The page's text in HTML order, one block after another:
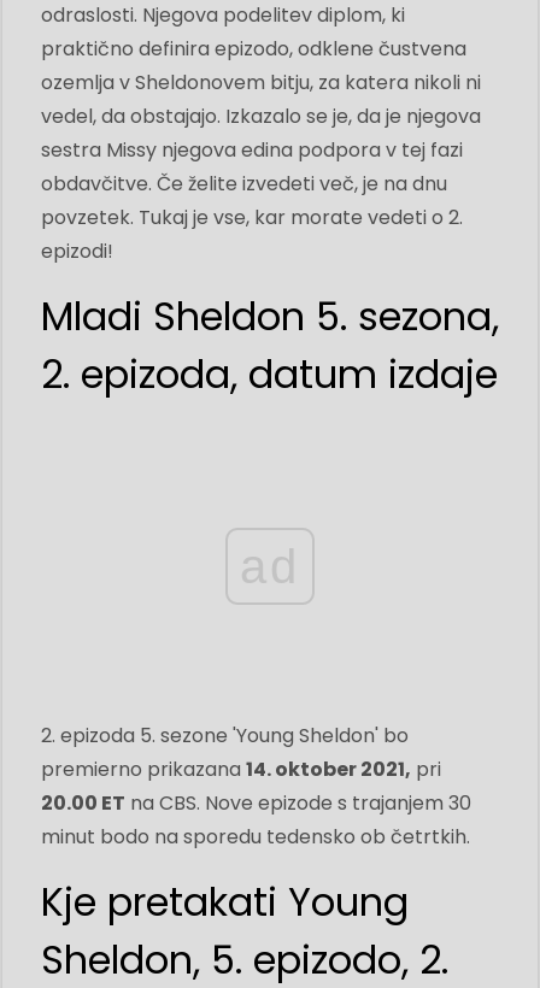
odraslosti. Njegova podelitev diplom, ki
praktično definira epizodo, odklene čustvena
ozemlja v Sheldonovem bitju, za katera nikoli ni
vedel, da obstajajo. Izkazalo se je, da je njegova
sestra Missy njegova edina podpora v tej fazi
obdavčitve. Če želite izvedeti več, je na dnu
povzetek. Tukaj je vse, kar morate vedeti o 2.
epizodi!
Mladi Sheldon 5. sezona,
2. epizoda, datum izdaje
ad
2. epizoda 5. sezone 'Young Sheldon' bo
premierno prikazana 14. oktober 2021, pri
20.00 ET na CBS. Nove epizode s trajanjem 30
minut bodo na sporedu tedensko ob četrtkih.
Kje pretakati Young
Sheldon, 5. epizodo, 2.